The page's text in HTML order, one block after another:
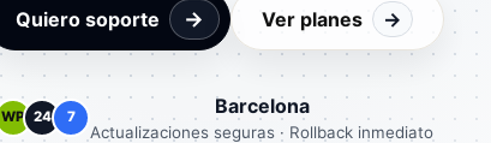
Quiero soporte → Ver planes →
WP 24 7 Barcelona
Actualizaciones seguras · Rollback inmediato